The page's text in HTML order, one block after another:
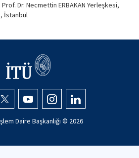
Prof. Dr. Necmettin ERBAKAN Yerleşkesi,
İstanbul
Daire Başkanlığı © 2026